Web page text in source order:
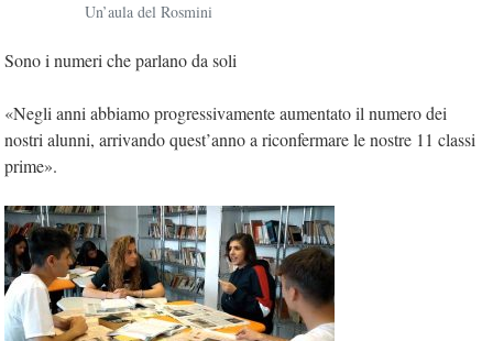
Un’aula del Rosmini
Sono i numeri che parlano da soli
«Negli anni abbiamo progressivamente aumentato il numero dei
nostri alunni, arrivando quest’anno a riconfermare le nostre 11 classi
prime».